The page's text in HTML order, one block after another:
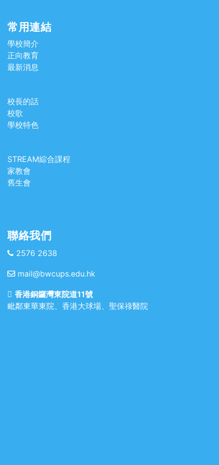
常用連結
學校簡介
正向教育
最新消息
校長的話
校歌
學校特色
STREAM綜合課程
家教會
舊生會
聯絡我們
2576 2638
mail@bwcups.edu.hk
香港銅鑼灣東院道11號
毗鄰東華東院、香港大球場、聖保祿醫院